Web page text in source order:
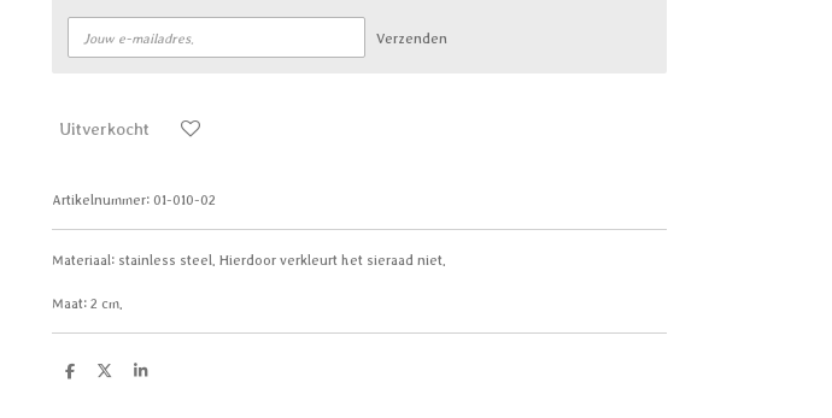
Verzenden
Uitverkocht
Artikelnummer: 01-010-02
Materiaal: stainless steel. Hierdoor verkleurt het sieraad niet.
Maat: 2 cm.
D
D
S